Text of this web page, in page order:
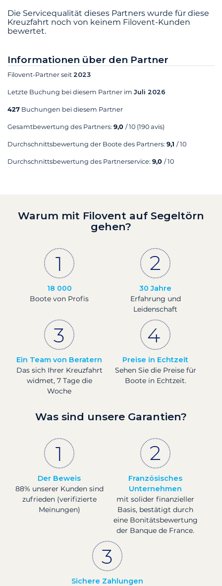
Die Servicequalität dieses Partners wurde für diese
Kreuzfahrt noch von keinem Filovent-Kunden
bewertet.
Informationen über den Partner
Filovent-Partner seit 2023
Letzte Buchung bei diesem Partner im Juli 2026
427 Buchungen bei diesem Partner
Gesamtbewertung des Partners: 9,0 / 10 (190 avis)
Durchschnittsbewertung der Boote des Partners: 9,1 / 10
Durchschnittsbewertung des Partnerservice: 9,0 / 10
Warum mit Filovent auf Segeltörn
gehen?
18 000
Boote von Profis
30 Jahre
Erfahrung und
Leidenschaft
Ein Team von Beratern
Das sich Ihrer Kreuzfahrt
widmet, 7 Tage die
Woche
Preise in Echtzeit
Sehen Sie die Preise für
Boote in Echtzeit.
Was sind unsere Garantien?
Der Beweis
88% unserer Kunden sind
zufrieden (verifizierte
Meinungen)
Französisches
Unternehmen
mit solider finanzieller
Basis, bestätigt durch
eine Bonitätsbewertung
der Banque de France.
Sichere Zahlungen